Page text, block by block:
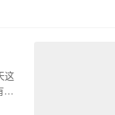
这
各